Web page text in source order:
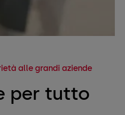
alle grandi aziende
per tutto